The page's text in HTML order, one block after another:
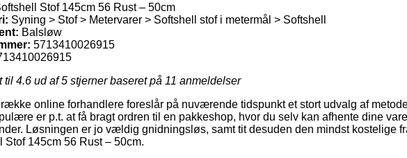
Stof 145cm 56 Rust – 50cm
Syning > Stof > Metervarer > Softshell stof i metermål > Softshell
Balsløw
5713410026915
til 4.6 ud af 5 stjerner baseret på 11 anmeldelser
online forhandlere foreslår på nuværende tidspunkt et stort udvalg af
er p.t. at få bragt ordren til en pakkeshop, hvor du selv kan afhente dine
Løsningen er jo vældig gnidningsløs, samt tit desuden den mindst kostelige
Stof 145cm 56 Rust – 50cm.